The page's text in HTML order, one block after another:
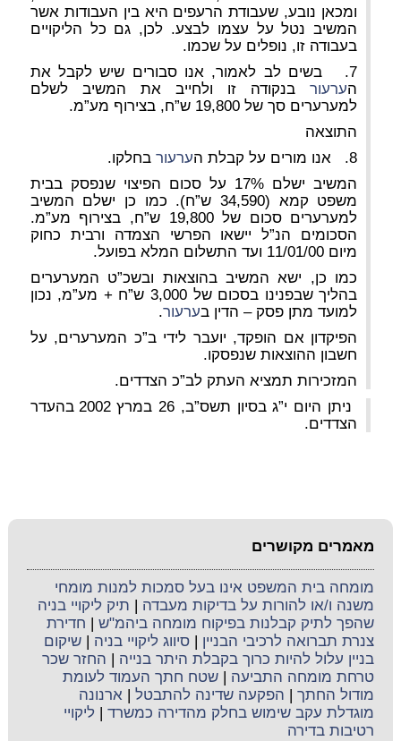
ומכאן נובע, שעבודת הרעפים היא בין העבודות אשר
המשיב נטל על עצמו לבצע. לכן, גם כל הליקויים
בעבודה זו, נופלים על שכמו.
7. בשים לב לאמור, אנו סבורים שיש לקבל את
הערעורבנקודה זו ולחייב את המשיב לשלם
למערערים סך של 19,800 ש”ח, בצירוף מע”מ.
התוצאה
8. אנו מורים על קבלת ה
ערעורבחלקו.
המשיב ישלם 17% על סכום הפיצוי שנפסק בבית
משפט קמא (34,590 ש”ח). כמו כן ישלם המשיב
למערערים סכום של 19,800 ש”ח, בצירוף מע”מ.
הסכומים הנ”ל יישאו הפרשי הצמדה ורבית כחוק
מיום 11/01/00 ועד התשלום המלא בפועל.
כמו כן, ישא המשיב בהוצאות ובשכ”ט המערערים
בהליך שבפנינו בסכום של 3,000 ש”ח + מע”מ, נכון
למועד מתן פסק – הדין בערעור.
הפיקדון אם הופקד, יועבר לידי ב”כ המערערים, על
חשבון ההוצאות שנפסקו.
המזכירות תמציא העתק לב”כ הצדדים.
ניתן היום י”ג בסיון תשס”ב, 26 במרץ 2002 בהעדר
הצדדים.
מאמרים מקושרים
מומחה בית המשפט אינו בעל סמכות למנות מומחי
משנה ו/או להורות על בדיקות מעבדה
תיק ליקויי בניה
שהפך לתיק קבלנות בפיקוח מומחה ביהמ"ש
חדירת
צנרת תברואה לרכיבי הבניין |סיווג ליקויי בניה |שיקום
בניין עלול להיות כרוך בקבלת היתר בנייה
החזר שכר
טרחת מומחה התביעה |שטח חתך העמוד לעומת
מודול החתך
הפקעה שדינה להתבטל |ארנונה
מוגדלת עקב שימוש בחלק מהדירה כמשרד
ליקויי
רטיבות בדירה